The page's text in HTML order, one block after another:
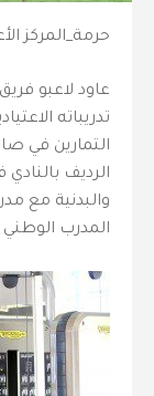
حرمة_المركز
عاود لاعبو
تدريباته
التمارين في
الرديف
والبدنية مع
المدرب الوطني